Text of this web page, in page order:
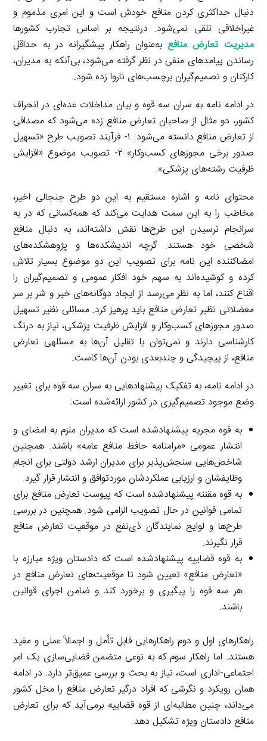
دنبال حداکثری کردن منافع خودش است و این امری مذموم و
غیراخلاقی تلقی نمی‌شود. درنتیجه بر اساس تجارب کشورها
مدیریت تعارض منافع به‌عنوان راهکار پیشگیرانه در به حداقل
رساندن پیامدهای منفی در نظر گرفته می‌شود، بی‌آنکه به مدیران،
کارکنان و تصمیم‌گیران برچسب‌های ناروا زده شود.
در ادامه نامه به سران سه قوه و بیان مداخلات عده‌ای در انحراف
کشور، دو مثال از صاحبان تعارض منافع زده می‌شود که مصداقی
از تعارض منافع دانسته می‌شود: ۱- فرآیند تصویب طرح «تسهیل
صدور برخی مجوزهای کسب‌وکار» ۲- تصویب موضوع «افزایش
ظرفیت رشته‌های پزشکی».
محتوای نامه و اشاره مستقیم به این دو طرح جنجالی اخیر،
مخاطب را به این سمت هدایت می‌کند که همه‌کسانی که در به
سرانجام نرسیدن این طرح‌ها نقش داشته‌اند، به دنبال منافع
شخصی خود هستند. گرچه اندیشکده‌ها و پژوهشکده‌های
امضاکننده این نامه برای تصویب این دو موضوع بسیار تلاش
کرده و کوشیده‌اند به سهم خود افکار عمومی و تصمیم‌گیران را
اقناع کنند، اما به نظر می‌رسد از ایجاد دوگانه‌های خیر و شر بر سر
معضلاتی نظیر تعارض منافع باید پرهیز کرد. مسائلی نظیر تسهیل
صدور مجوزهای کسب‌وکار و افزایش ظرفیت پزشکی، نیاز به درنگ
کارشناسی دارند و نمی‌توان با تقلیل آن‌ها به مسئلهی تعارض
منافع، از پیچیدگی و چندبعدی بودن آن‌ها کاست.
در ادامه نامه، به تفکیک پیشنهادهایی به سران سه قوه برای تغییر
وضع موجود تصمیم‌گیری در کشور ارائه‌شده است:
به قوه مجریه پیشنهادشده است که مدیران ملزم به امضای و
انتشار عمومی «مرامنامه حافظ منافع عامه» باشند. همچنین
شاخص‌هایی سنجش‌پذیر برای مدیران ارشد دولتی برای انجام
وظایفشان و ارزیابی عملکردشان موردتوافق و انتشار قرار گیرد.
به قوه مقننه پیشنهادشده است که پیوست تعارض منافع برای
تمامی قوانین در حال تصویب الزامی شود. همچنین در بررسی
طرح‌ها و لوایح نمایندگان ذی‌نفع در موقعیت تعارض منافع
قرار نگیرند.
به قوه قضاییه پیشنهادشده است که دادستان ویژه مبارزه با
«تعارض منافع» تعیین شود تا موقعیت‌های تعارض منافع در
هر سه قوه را پیگیری و برخورد کند و ضامن اجرای قوانین
باشند.
راهکارهای اول و دوم راهکارهایی قابل تأمل و اجمالاً عملی و مفید
هستند. اما راهکار سوم که به نوعی متضمن قضایی‌سازی یک امر
اجتماعی-اداری است، نیاز به بحث و بررسی عمیق‌تر دارد. در ادامه
همان رویکرد و نگرشی که افراد درگیر تعارض منافع را مخل کشور
می‌داند، چنین مطالبه‌ای از قوه قضاییه برمی‌آید که برای تعارض
منافع دادستان ویژه تشکیل دهد.